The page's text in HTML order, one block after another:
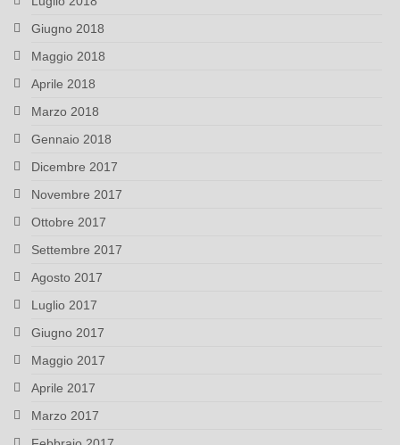
Giugno 2018
Maggio 2018
Aprile 2018
Marzo 2018
Gennaio 2018
Dicembre 2017
Novembre 2017
Ottobre 2017
Settembre 2017
Agosto 2017
Luglio 2017
Giugno 2017
Maggio 2017
Aprile 2017
Marzo 2017